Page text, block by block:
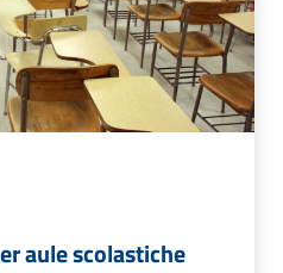
aule scolastiche